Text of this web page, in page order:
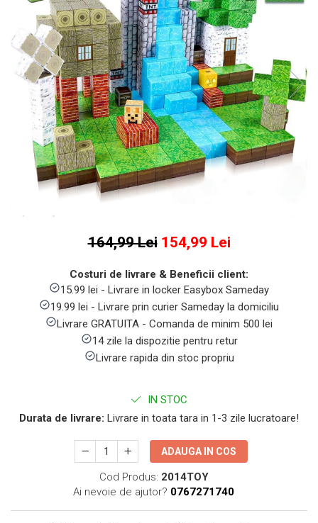
Tablite educative
164,99 Lei 154,99 Lei
Costuri de livrare & Beneficii client:
15.99 lei - Livrare in locker Easybox Sameday
19.99 lei - Livrare prin curier Sameday la domiciliu
Livrare GRATUITA - Comanda de minim 500 lei
14 zile la dispozitie pentru retur
Livrare rapida din stoc propriu
IN STOC
Durata de livrare: Livrare in toata tara in 1-3 zile lucratoare!
ADAUGA IN COS
Cod Produs: 2014TOY
Ai nevoie de ajutor? 0767271740